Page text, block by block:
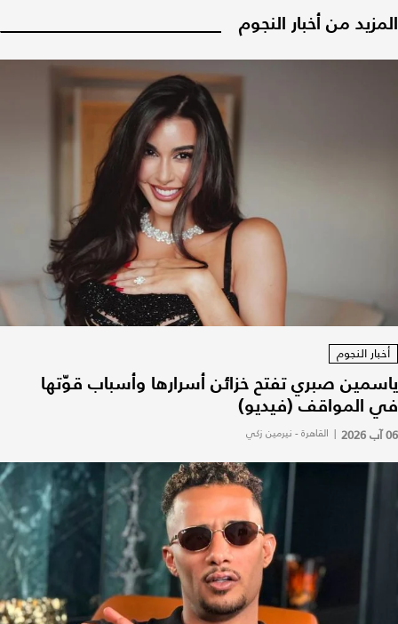
المزيد من أخبار النجوم
أخبار النجوم
ياسمين صبري تفتح خزائن أسرارها وأسباب قوّتها
في المواقف (فيديو)
06 آب 2026 | القاهرة - نيرمين زكي